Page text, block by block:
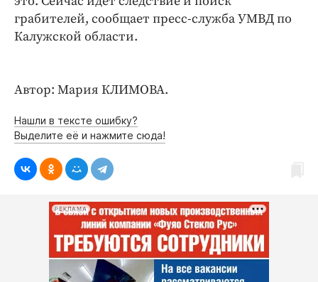
грабителей, сообщает пресс-служба УМВД по
Калужской области.
Автор: Мария КЛИМОВА.
Нашли в тексте ошибку?
Выделите её и нажмите сюда!
РЕКЛАМА